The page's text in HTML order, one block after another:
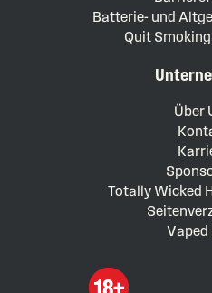
Batterie- und
Quit
Über
Totally Wicked
Vaped